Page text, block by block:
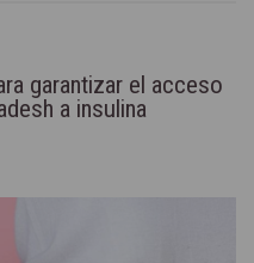
garantizar el acceso
a insulina